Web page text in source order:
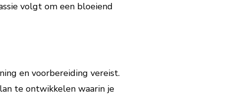
volgt om een bloeiend
en voorbereiding vereist.
te ontwikkelen waarin je